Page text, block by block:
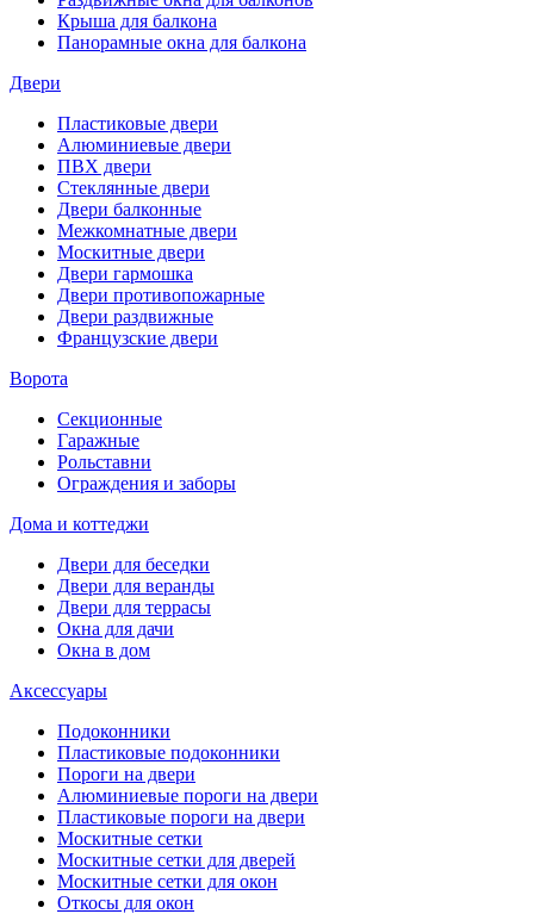
Крыша для балкона
Панорамные окна для балкона
Двери
Пластиковые двери
Алюминиевые двери
ПВХ двери
Стеклянные двери
Двери балконные
Межкомнатные двери
Москитные двери
Двери гармошка
Двери противопожарные
Двери раздвижные
Французские двери
Ворота
Секционные
Гаражные
Рольставни
Ограждения и заборы
Дома и коттеджи
Двери для беседки
Двери для веранды
Двери для террасы
Окна для дачи
Окна в дом
Аксессуары
Подоконники
Пластиковые подоконники
Пороги на двери
Алюминиевые пороги на двери
Пластиковые пороги на двери
Москитные сетки
Москитные сетки для дверей
Москитные сетки для окон
Откосы для окон